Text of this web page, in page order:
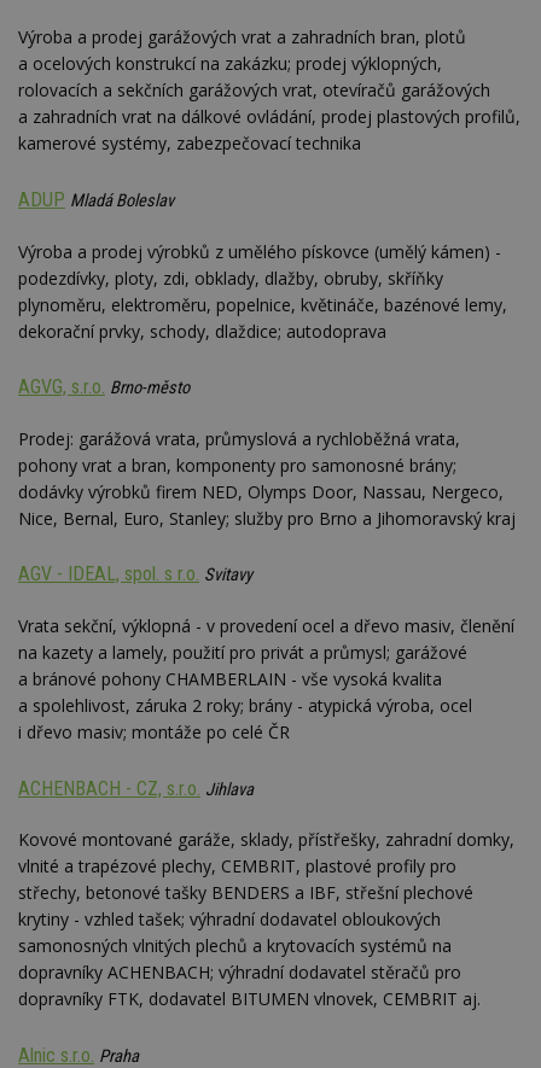
Výroba a prodej garážových vrat a zahradních bran, plotů
a ocelových konstrukcí na zakázku; prodej výklopných,
rolovacích a sekčních garážových vrat, otevíračů garážových
a zahradních vrat na dálkové ovládání, prodej plastových profilů,
kamerové systémy, zabezpečovací technika
ADUP Mladá Boleslav
Výroba a prodej výrobků z umělého pískovce (umělý kámen) -
podezdívky, ploty, zdi, obklady, dlažby, obruby, skříňky
plynoměru, elektroměru, popelnice, květináče, bazénové lemy,
dekorační prvky, schody, dlaždice; autodoprava
AGVG, s.r.o. Brno-město
Prodej: garážová vrata, průmyslová a rychloběžná vrata,
pohony vrat a bran, komponenty pro samonosné brány;
dodávky výrobků firem NED, Olymps Door, Nassau, Nergeco,
Nice, Bernal, Euro, Stanley; služby pro Brno a Jihomoravský kraj
AGV - IDEAL, spol. s r.o. Svitavy
Vrata sekční, výklopná - v provedení ocel a dřevo masiv, členění
na kazety a lamely, použití pro privát a průmysl; garážové
a bránové pohony CHAMBERLAIN - vše vysoká kvalita
a spolehlivost, záruka 2 roky; brány - atypická výroba, ocel
i dřevo masiv; montáže po celé ČR
ACHENBACH - CZ, s.r.o. Jihlava
Kovové montované garáže, sklady, přístřešky, zahradní domky,
vlnité a trapézové plechy, CEMBRIT, plastové profily pro
střechy, betonové tašky BENDERS a IBF, střešní plechové
krytiny - vzhled tašek; výhradní dodavatel obloukových
samonosných vlnitých plechů a krytovacích systémů na
dopravníky ACHENBACH; výhradní dodavatel stěračů pro
dopravníky FTK, dodavatel BITUMEN vlnovek, CEMBRIT aj.
Alnic s.r.o. Praha